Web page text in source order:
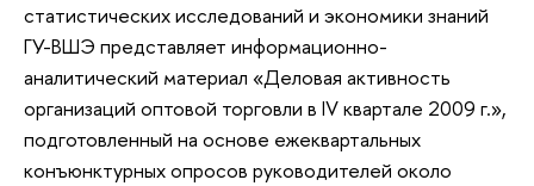
статистических исследований и экономики знаний
ГУ-ВШЭ представляет информационно-
аналитический материал «Деловая активность
организаций оптовой торговли в IV квартале 2009 г.»,
подготовленный на основе ежеквартальных
конъюнктурных опросов руководителей около